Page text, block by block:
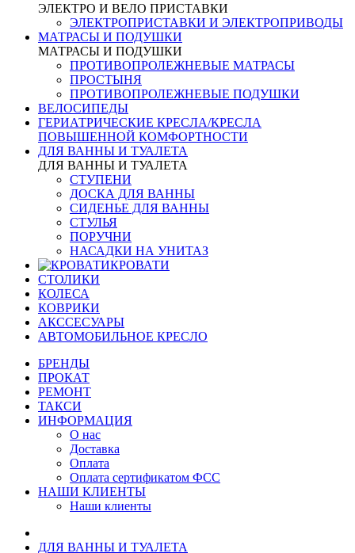
ЭЛЕКТРО И ВЕЛО ПРИСТАВКИ
ЭЛЕКТРОПРИСТАВКИ И ЭЛЕКТРОПРИВОДЫ
МАТРАСЫ И ПОДУШКИ
МАТРАСЫ И ПОДУШКИ
ПРОТИВОПРОЛЕЖНЕВЫЕ МАТРАСЫ
ПРОСТЫНЯ
ПРОТИВОПРОЛЕЖНЕВЫЕ ПОДУШКИ
ВЕЛОСИПЕДЫ
ГЕРИАТРИЧЕСКИЕ КРЕСЛА/КРЕСЛА
ПОВЫШЕННОЙ КОМФОРТНОСТИ
ДЛЯ ВАННЫ И ТУАЛЕТА
ДЛЯ ВАННЫ И ТУАЛЕТА
СТУПЕНИ
ДОСКА ДЛЯ ВАННЫ
СИДЕНЬЕ ДЛЯ ВАННЫ
СТУЛЬЯ
ПОРУЧНИ
НАСАДКИ НА УНИТАЗ
КРОВАТИ
СТОЛИКИ
КОЛЕСА
КОВРИКИ
АКССЕСУАРЫ
АВТОМОБИЛЬНОЕ КРЕСЛО
БРЕНДЫ
ПРОКАТ
РЕМОНТ
ТАКСИ
ИНФОРМАЦИЯ
О нас
Доставка
Оплата
Оплата сертификатом ФСС
НАШИ КЛИЕНТЫ
Наши клиенты
ДЛЯ ВАННЫ И ТУАЛЕТА